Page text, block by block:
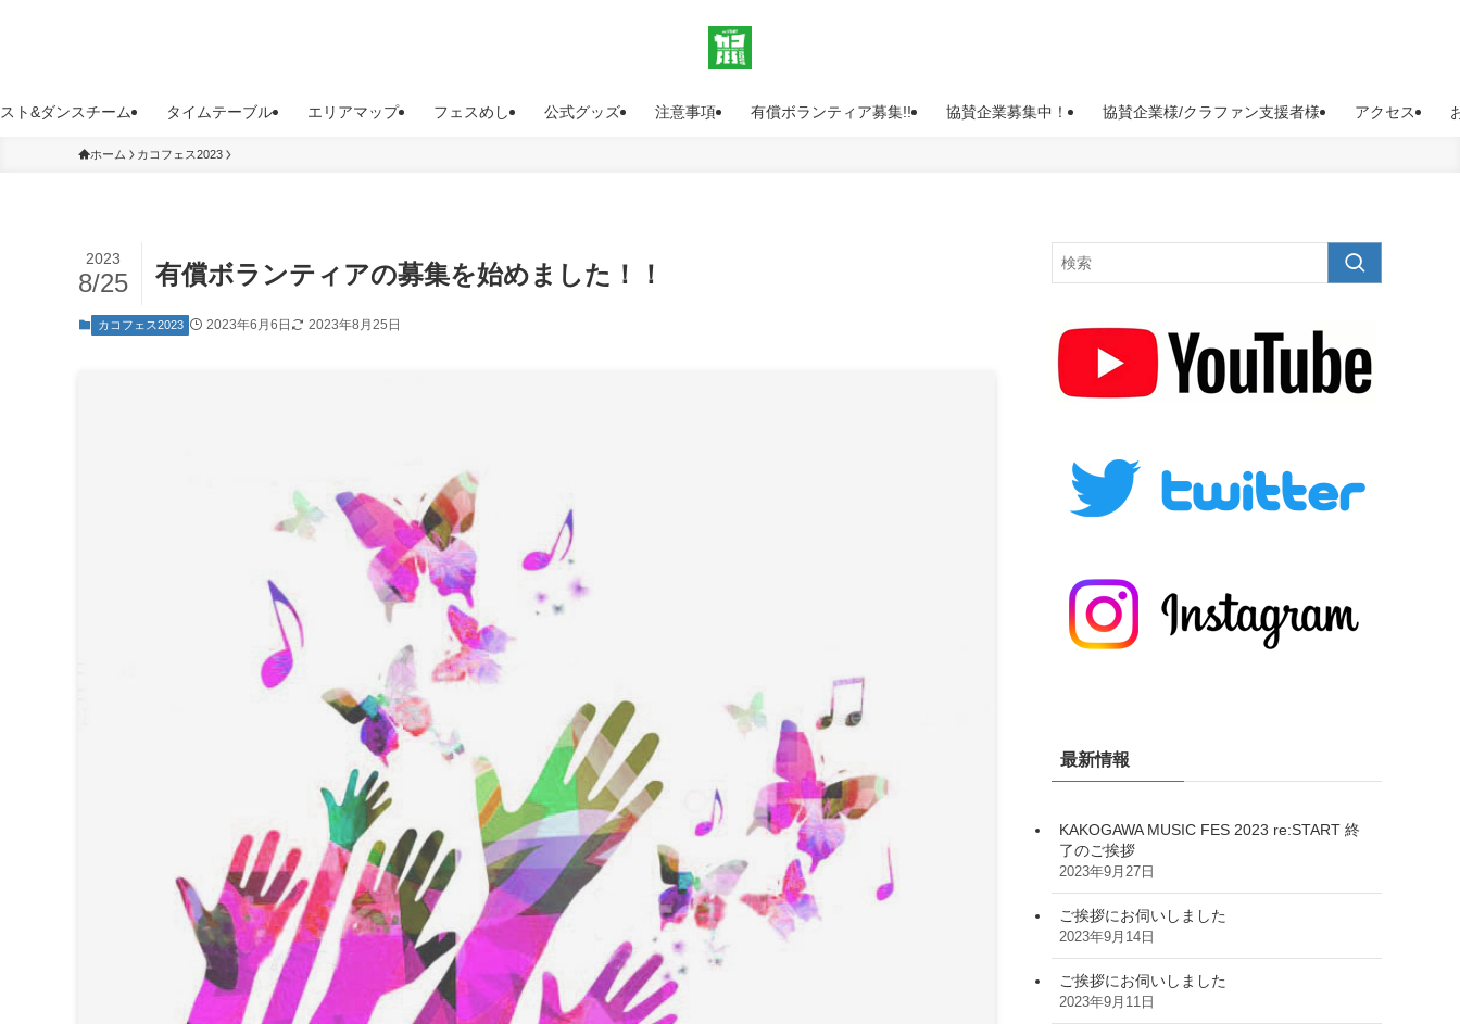
ト&ダンスチーム タイムテーブル エリアマップ フェスめし 公式グッズ 注意事項 有償ボランティア募集!! 協賛企業募集中！ 協賛企業様/クラファン支援者様 アクセス
ホーム カコフェス2023
有償ボランティアの募集を始めました！！
2023
8/25
カコフェス2023 2023年6月6日 2023年8月25日
最新情報
KAKOGAWA MUSIC FES 2023 re:START 終
了のご挨拶
2023年9月27日
ご挨拶にお伺いしました
2023年9月14日
ご挨拶にお伺いしました
2023年9月11日